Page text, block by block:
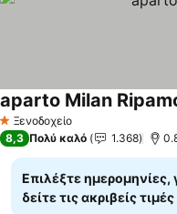
1 Αστέρια
Ξενοδοχείο
aparto Milan
8,3 Πολύ καλό 1.368
Επιλέξτε ημερομηνίες,
δείτε τις ακριβείς τιμές